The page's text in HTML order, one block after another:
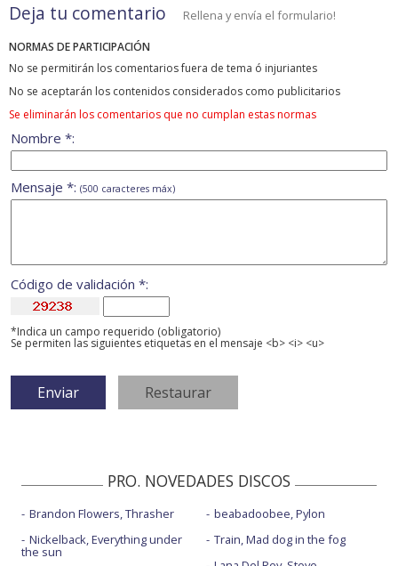
Deja tu comentario Rellena y envía el formulario!
NORMAS DE PARTICIPACIÓN
No se permitirán los comentarios fuera de tema ó injuriantes
No se aceptarán los contenidos considerados como publicitarios
Se eliminarán los comentarios que no cumplan estas normas
Nombre *:
Mensaje *: (500 caracteres máx)
Código de validación *:
*Indica un campo requerido (obligatorio)
Se permiten las siguientes etiquetas en el mensaje <b> <i> <u>
PRO. NOVEDADES DISCOS
Brandon Flowers, Thrasher
Nickelback, Everything under
the sun
beabadoobee, Pylon
Train, Mad dog in the fog